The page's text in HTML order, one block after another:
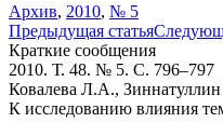
Архив, 2010, № 5
Предыдущая статья
Краткие сообщения
2010. Т. 48. № 5. С. 796–797
Ковалева Л.А.,
К исследованию влияния